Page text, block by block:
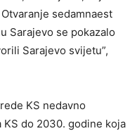
sedamnaest
Sarajevo se pokazalo
Sarajevo svijetu”,
KS nedavno
do 2030. godine koja